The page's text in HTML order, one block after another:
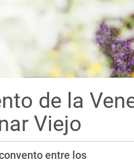
de la
Viejo
entre los